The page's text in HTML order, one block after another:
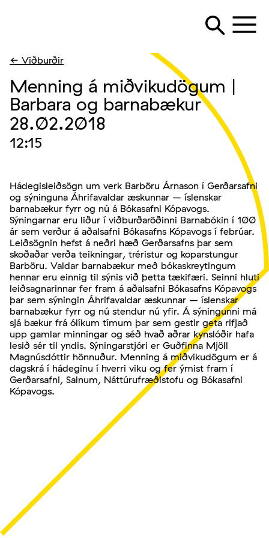
← Viðburðir
Menning á miðvikudögum |
Barbara og barnabækur
28.02.2018
12:15
Hádegisleiðsögn um verk Barböru Árnason í Gerðarsafni
og sýninguna Áhrifavaldar æskunnar – íslenskar
barnabækur fyrr og nú á Bókasafni Kópavogs.
Sýningarnar eru liður í viðburðaröðinni Barnabókin í 100
ár sem verður á aðalsafni Bókasafns Kópavogs í febrúar.
Leiðsögnin hefst á neðri hæð Gerðarsafns þar sem
skoðaðar verða teikningar, tréristur og koparstungur
Barböru. Valdar barnabækur með bókaskreytingum
hennar eru einnig til sýnis við þetta tækifæri. Seinni hluti
leiðsagnarinnar fer fram á aðalsafni Bókasafns Kópavogs
þar sem sýningin Áhrifavaldar æskunnar – íslenskar
barnabækur fyrr og nú stendur nú yfir. Á sýningunni má
sjá bækur frá ólíkum tímum þar sem gestir geta rifjað
upp gamlar minningar og séð hvað aðrar kynslóðir hafa
lesið sér til yndis. Sýningarstjóri er Guðfinna Mjöll
Magnúsdóttir hönnuður. Menning á miðvikudögum er á
dagskrá í hádeginu í hverri viku og fer ýmist fram í
Gerðarsafni, Salnum, Náttúrufræðistofu og Bókasafni
Kópavogs.